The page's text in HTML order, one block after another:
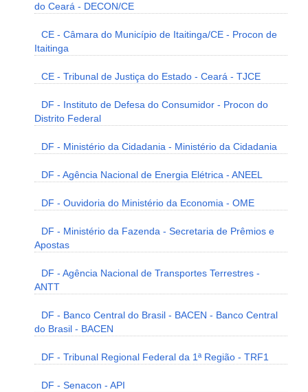
do Ceará - DECON/CE
CE - Câmara do Município de Itaitinga/CE - Procon de
Itaitinga
CE - Tribunal de Justiça do Estado - Ceará - TJCE
DF - Instituto de Defesa do Consumidor - Procon do
Distrito Federal
DF - Ministério da Cidadania - Ministério da Cidadania
DF - Agência Nacional de Energia Elétrica - ANEEL
DF - Ouvidoria do Ministério da Economia - OME
DF - Ministério da Fazenda - Secretaria de Prêmios e
Apostas
DF - Agência Nacional de Transportes Terrestres -
ANTT
DF - Banco Central do Brasil - BACEN - Banco Central
do Brasil - BACEN
DF - Tribunal Regional Federal da 1ª Região - TRF1
DF - Senacon - API